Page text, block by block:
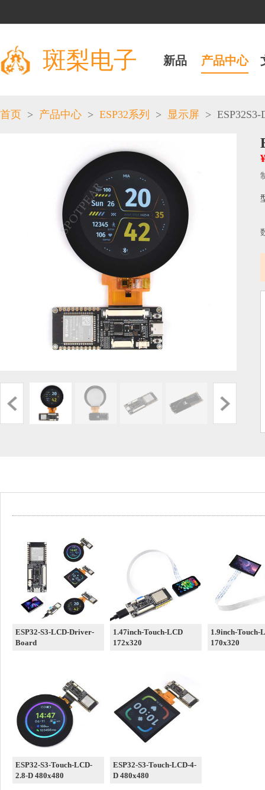
斑梨电子 新品 产品中心
首页 > 产品中心 > ESP32系列 > 显示屏 > ESP32S3-
ESP32-S3-LCD-Driver-
Board
1.47inch-Touch-LCD
172x320
1.9inch-Touch-
170x320
ESP32-S3-Touch-LCD-
2.8-D 480x480
ESP32-S3-Touch-LCD-4-
D 480x480